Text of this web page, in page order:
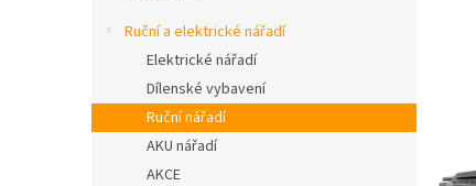
Ruční a elektrické nářadí
Elektrické nářadí
Dílenské vybavení
Ruční nářadí
AKU nářadí
AKCE